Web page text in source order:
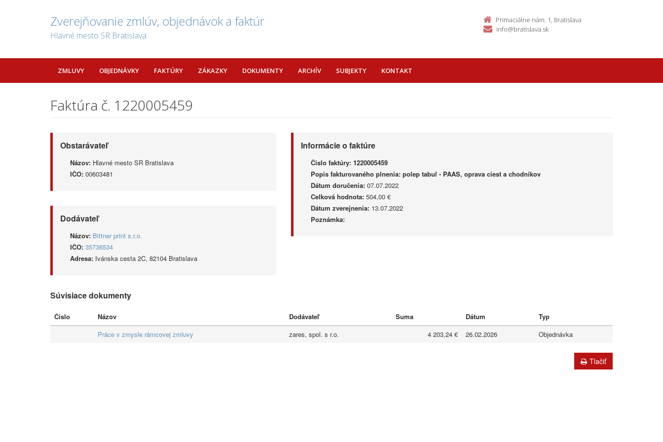
Zverejňovanie zmlúv, objednávok a faktúr
Hlavné mesto SR Bratislava
Primaciálne nám. 1, Bratislava
info@bratislava.sk
ZMLUVY OBJEDNÁVKY FAKTÚRY ZÁKAZKY DOKUMENTY ARCHÍV SUBJEKTY KONTAKT
Faktúra č. 1220005459
Obstarávateľ
Názov: Hlavné mesto SR Bratislava
IČO: 00603481
Dodávateľ
Názov: Bittner print s.r.o.
IČO: 35736534
Adresa: Ivánska cesta 2C, 82104 Bratislava
Informácie o faktúre
Číslo faktúry: 1220005459
Popis fakturovaného plnenia: polep tabul - PAAS, oprava ciest a chodníkov
Dátum doručenia:07.07.2022
Celková hodnota:504,00 €
Dátum zverejnenia:13.07.2022
Poznámka:
Súvisiace dokumenty
Číslo Názov Dodávateľ Suma Dátum
Typ
Práce v zmysle rámcovej zmluvy
zares, spol. s r.o. 4 203,24 € 26.02.2026 Objednávka
Tlačiť